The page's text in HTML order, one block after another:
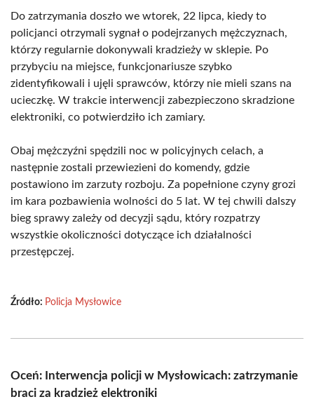
Do zatrzymania doszło we wtorek, 22 lipca, kiedy to
policjanci otrzymali sygnał o podejrzanych mężczyznach,
którzy regularnie dokonywali kradzieży w sklepie. Po
przybyciu na miejsce, funkcjonariusze szybko
zidentyfikowali i ujęli sprawców, którzy nie mieli szans na
ucieczkę. W trakcie interwencji zabezpieczono skradzione
elektroniki, co potwierdziło ich zamiary.
Obaj mężczyźni spędzili noc w policyjnych celach, a
następnie zostali przewiezieni do komendy, gdzie
postawiono im zarzuty rozboju. Za popełnione czyny grozi
im kara pozbawienia wolności do 5 lat. W tej chwili dalszy
bieg sprawy zależy od decyzji sądu, który rozpatrzy
wszystkie okoliczności dotyczące ich działalności
przestępczej.
Źródło: Policja Mysłowice
Oceń: Interwencja policji w Mysłowicach: zatrzymanie
braci za kradzież elektroniki